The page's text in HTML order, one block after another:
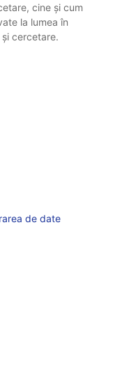
cine și cum
la lumea în
cercetare.
de date